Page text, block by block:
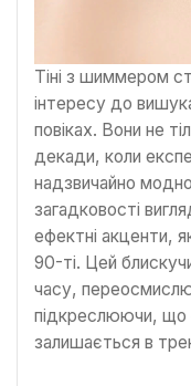
Тіні з шиммером
інтересу до
повіках. Вони не
декади, коли
надзвичайно
загадковості
ефектні акценти,
90-ті. Цей
часу,
підкреслюючи, що
залишається в